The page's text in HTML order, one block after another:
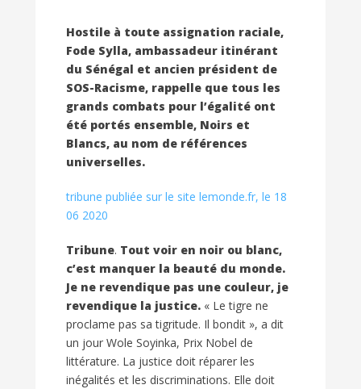
Hostile à toute assignation raciale,
Fode Sylla, ambassadeur itinérant
du Sénégal et ancien président de
SOS-Racisme, rappelle que tous les
grands combats pour l’égalité ont
été portés ensemble, Noirs et
Blancs, au nom de références
universelles.
tribune publiée sur le site lemonde.fr, le 18
06 2020
Tribune. Tout voir en noir ou blanc,
c’est manquer la beauté du monde.
Je ne revendique pas une couleur, je
revendique la justice. « Le tigre ne
proclame pas sa tigritude. Il bondit », a dit
un jour Wole Soyinka, Prix Nobel de
littérature. La justice doit réparer les
inégalités et les discriminations. Elle doit